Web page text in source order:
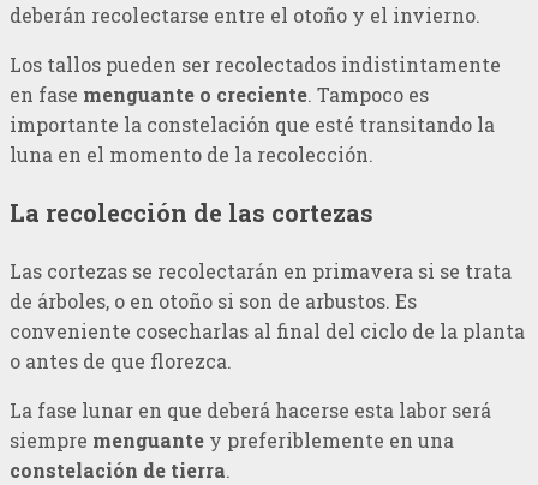
deberán recolectarse entre el otoño y el invierno.
Los tallos pueden ser recolectados indistintamente
en fase menguante o creciente. Tampoco es
importante la constelación que esté transitando la
luna en el momento de la recolección.
La recolección de las cortezas
Las cortezas se recolectarán en primavera si se trata
de árboles, o en otoño si son de arbustos. Es
conveniente cosecharlas al final del ciclo de la planta
o antes de que florezca.
La fase lunar en que deberá hacerse esta labor será
siempre menguante y preferiblemente en una
constelación de tierra.